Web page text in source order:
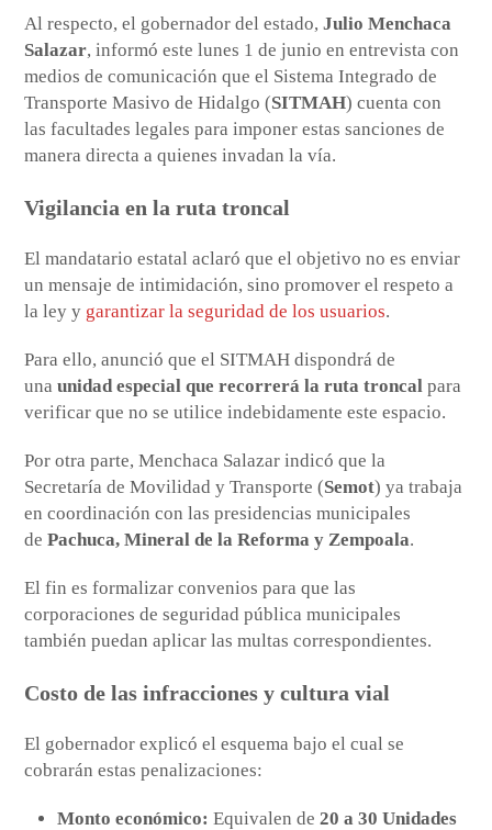
Al respecto, el gobernador del estado,Julio Menchaca
Salazar, informó este lunes 1 de junio en entrevista con
medios de comunicación que el Sistema Integrado de
Transporte Masivo de Hidalgo (SITMAH) cuenta con
las facultades legales para imponer estas sanciones de
manera directa a quienes invadan la vía.
Vigilancia en la ruta troncal
El mandatario estatal aclaró que el objetivo no es enviar
un mensaje de intimidación, sino promover el respeto a
la ley y garantizar la seguridad de los usuarios.
Para ello, anunció que el SITMAH dispondrá de
unaunidad especial que recorrerá la ruta troncal para
verificar que no se utilice indebidamente este espacio.
Por otra parte, Menchaca Salazar indicó que la
Secretaría de Movilidad y Transporte (Semot) ya trabaja
en coordinación con las presidencias municipales
dePachuca, Mineral de la Reforma y Zempoala.
El fin es formalizar convenios para que las
corporaciones de seguridad pública municipales
también puedan aplicar las multas correspondientes.
Costo de las infracciones y cultura vial
El gobernador explicó el esquema bajo el cual se
cobrarán estas penalizaciones:
Monto económico: Equivalen de20 a 30 Unidades